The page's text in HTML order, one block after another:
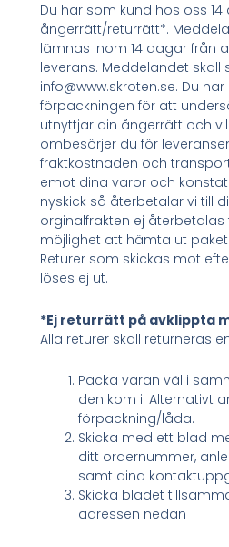
Du har som kund hos oss
ångerrätt/returrätt*.
lämnas inom 14 dagar från
leverans. Meddelandet skall
info@www.skroten.se. Du
förpackningen för att
utnyttjar din ångerrätt och
ombesörjer du för
fraktkostnaden och
emot dina varor och
nyskick så återbetalar vi till
orginalfrakten ej återbetalas
möjlighet att hämta ut
Returer som skickas mot
löses ej ut.
*Ej returrätt på avklippta
Alla returer skall returneras
Packa varan väl i
den kom i. Alternativt
förpackning/låda.
Skicka med ett blad
ditt ordernummer,
samt dina
Skicka bladet
adressen nedan